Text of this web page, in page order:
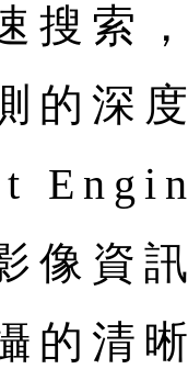
搜索
的深
像資
的清